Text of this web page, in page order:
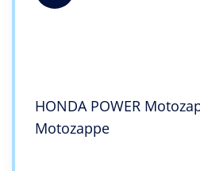
HONDA POWER
Motozappe